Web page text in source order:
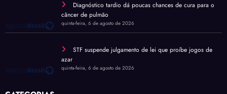
Diagnóstico tardio dá poucas chances de cura para o
câncer de pulmão
quinta-feira, 6 de agosto de 2026
STF suspende julgamento de lei que proíbe jogos de
azar
quinta-feira, 6 de agosto de 2026